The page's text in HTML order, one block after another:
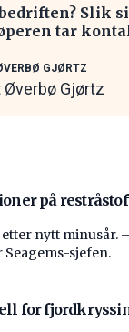
Slik
tar
GJØRTZ
Gjørtz
på
nytt minusår.
sjefen.
for